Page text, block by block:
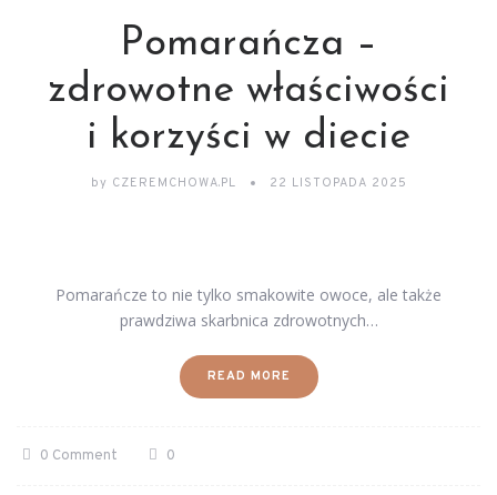
Pomarańcza –
zdrowotne właściwości
i korzyści w diecie
by CZEREMCHOWA.PL 22 LISTOPADA 2025
Pomarańcze to nie tylko smakowite owoce, ale także
prawdziwa skarbnica zdrowotnych…
READ MORE
0 Comment 0